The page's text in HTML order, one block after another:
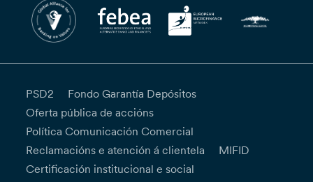
PSD2
Fondo Garantía Depósitos
Oferta pública de accións
Política Comunicación Comercial
Reclamacións e atención á clientela
MIFID
Certificación institucional e social